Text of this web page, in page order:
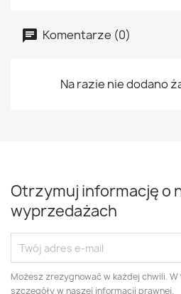
Komentarze (0)
Na razie nie dodano
Otrzymuj informację o
wyprzedażach
Możesz zrezygnować w każdej chwili.
szczegóły w naszej informacji prawnej.